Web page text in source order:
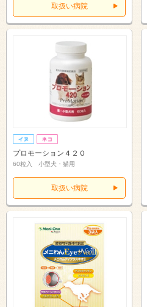
取扱い病院
プロモーション４２０
60粒入 小型犬・猫用
取扱い病院